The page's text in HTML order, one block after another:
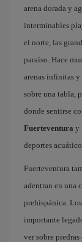
arena dorada y
interminables
el norte, las
paraíso. Hace
arenas infinitas y
sobre una tabla,
donde sentirse
Fuerteventura y
deportes
Fuerteventura
adentran en una
prehispánica.
importante
ver sobre